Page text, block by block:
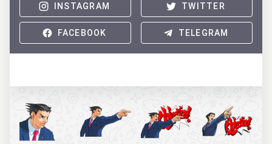
INSTAGRAM TWITTER
FACEBOOK TELEGRAM